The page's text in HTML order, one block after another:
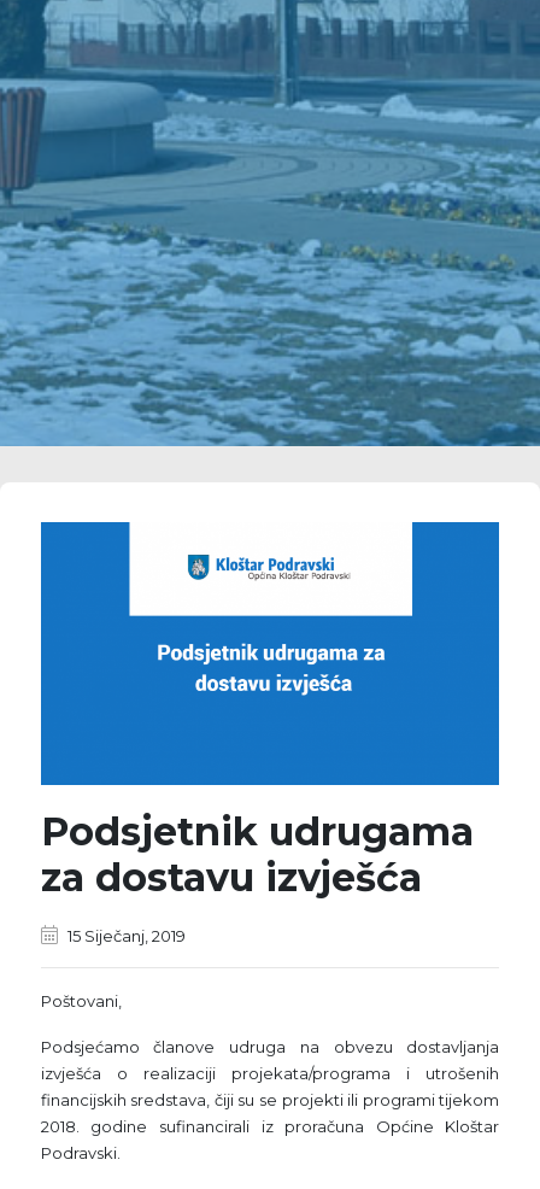
Podsjetnik udrugama
za dostavu izvješća
15 Siječanj, 2019
Poštovani,
Podsjećamo članove udruga na obvezu dostavljanja
izvješća o realizaciji projekata/programa i utrošenih
financijskih sredstava, čiji su se projekti ili programi tijekom
2018. godine sufinancirali iz proračuna Općine Kloštar
Podravski.